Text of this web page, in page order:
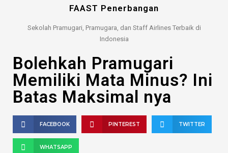
FAAST Penerbangan
Sekolah Pramugari, Pramugara, dan Staff Airlines Terbaik di
Indonesia
Bolehkah Pramugari
Memiliki Mata Minus? Ini
Batas Maksimal nya
FACEBOOK PINTEREST TWITTER
WHATSAPP